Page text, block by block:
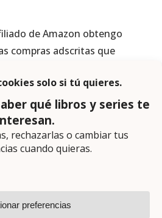
de Amazon obtengo
compras adscritas que
por